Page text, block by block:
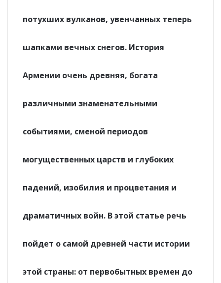
потухших вулканов, увенчанных теперь
шапками вечных снегов. История
Армении очень древняя, богата
различными знаменательными
событиями, сменой периодов
могущественных царств и глубоких
падений, изобилия и процветания и
драматичных войн. В этой статье речь
пойдет о самой древней части истории
этой страны: от первобытных времен до